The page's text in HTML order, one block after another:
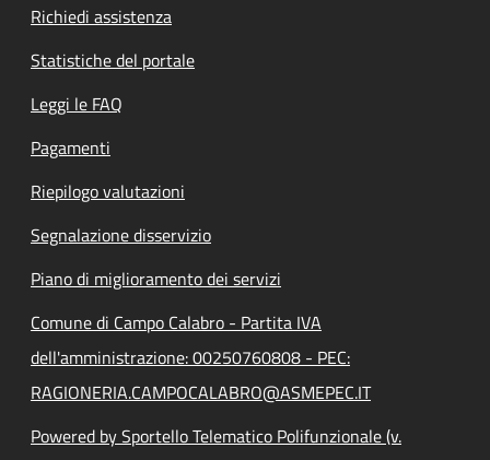
Richiedi assistenza
Statistiche del portale
Leggi le FAQ
Pagamenti
Riepilogo valutazioni
Segnalazione disservizio
Piano di miglioramento dei servizi
Comune di Campo Calabro - Partita IVA
dell'amministrazione: 00250760808 - PEC:
RAGIONERIA.CAMPOCALABRO@ASMEPEC.IT
Powered by Sportello Telematico Polifunzionale (v.